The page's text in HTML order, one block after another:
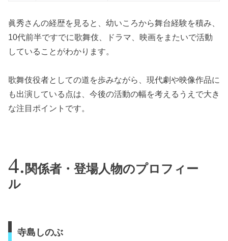
眞秀さんの経歴を見ると、幼いころから舞台経験を積み、
10代前半ですでに歌舞伎、ドラマ、映画をまたいで活動
していることがわかります。
歌舞伎役者としての道を歩みながら、現代劇や映像作品に
も出演している点は、今後の活動の幅を考えるうえで大き
な注目ポイントです。
関係者・登場人物のプロフィー
ル
寺島しのぶ